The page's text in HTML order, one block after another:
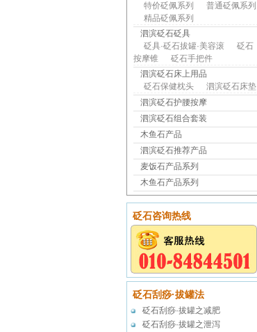
特价砭佩系列
普通砭佩系列
精品砭佩系列
泗滨砭石砭具
砭具·砭石拔罐·美容滚
砭石
按摩锥
砭石手把件
泗滨砭石床上用品
砭石保健枕头
泗滨砭石床垫
泗滨砭石护腰按摩
泗滨砭石组合套装
木鱼石产品
泗滨砭石推荐产品
麦饭石产品系列
木鱼石产品系列
砭石咨询热线
砭石刮痧·拔罐法
砭石刮痧·拔罐之减肥
砭石刮痧·拔罐之泄泻